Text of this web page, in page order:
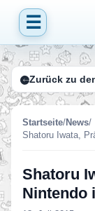
☰
Zurück zu
Startseite/News/
Shatoru Iwata,
Shatoru
Nintendo